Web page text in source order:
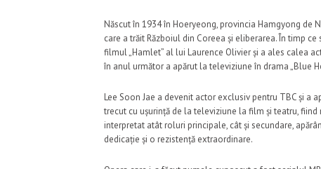
Născut în 1934 în Hoeryeong, provincia Hamgyong de
care a trăit Războiul din Coreea și eliberarea. În timp
filmul „Hamlet” al lui Laurence Olivier și a ales calea
în anul următor a apărut la televiziune în drama „Blue
Lee Soon Jae a devenit actor exclusiv pentru TBC și a
trecut cu ușurință de la televiziune la film și teatru,
interpretat atât roluri principale, cât și secundare,
dedicație și o rezistență extraordinare.